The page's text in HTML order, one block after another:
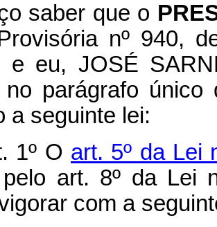
que o
nº 940,
e eu, JOSÉ
no parágrafo
a seguinte lei:
1º O art. 5º da Lei
art. 8º da Lei
com a